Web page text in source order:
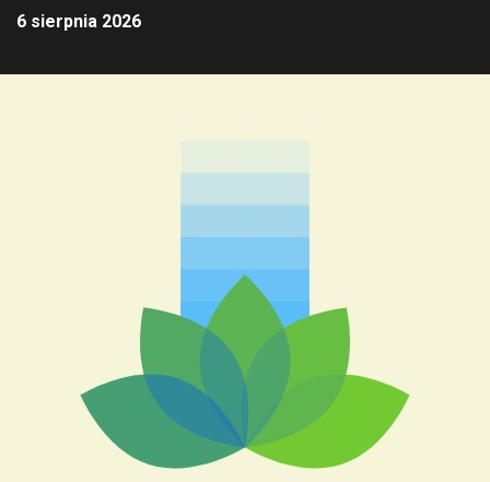
6 sierpnia 2026